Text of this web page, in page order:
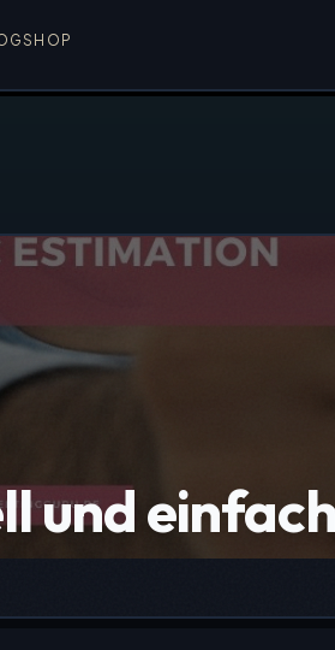
SHOP
und